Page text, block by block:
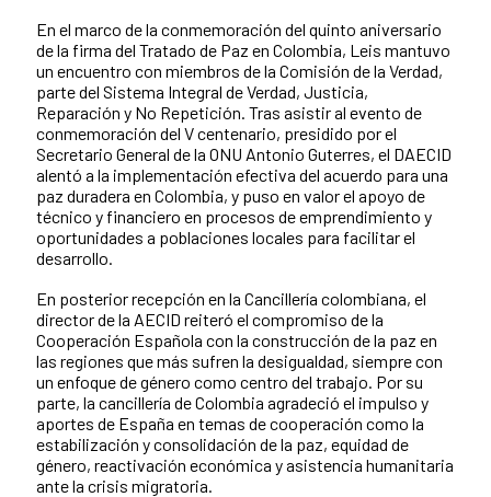
En el marco de la conmemoración del quinto aniversario
de la firma del Tratado de Paz en Colombia, Leis mantuvo
un encuentro con miembros de la Comisión de la Verdad,
parte del Sistema Integral de Verdad, Justicia,
Reparación y No Repetición. Tras asistir al evento de
conmemoración del V centenario, presidido por el
Secretario General de la ONU Antonio Guterres, el DAECID
alentó a la implementación efectiva del acuerdo para una
paz duradera en Colombia, y puso en valor el apoyo de
técnico y financiero en procesos de emprendimiento y
oportunidades a poblaciones locales para facilitar el
desarrollo.
En posterior recepción en la Cancillería colombiana, el
director de la AECID reiteró el compromiso de la
Cooperación Española con la construcción de la paz en
las regiones que más sufren la desigualdad, siempre con
un enfoque de género como centro del trabajo. Por su
parte, la cancillería de Colombia agradeció el impulso y
aportes de España en temas de cooperación como la
estabilización y consolidación de la paz, equidad de
género, reactivación económica y asistencia humanitaria
ante la crisis migratoria.